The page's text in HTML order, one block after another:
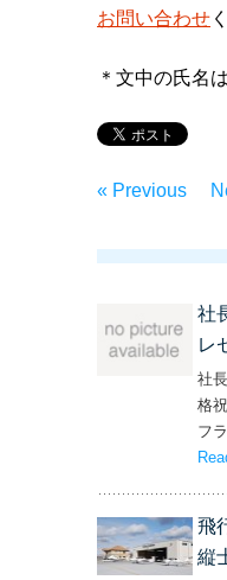
お問い合わせ
＊文中の氏名
« Previous
社
レ
社
格
フ
飛
縦